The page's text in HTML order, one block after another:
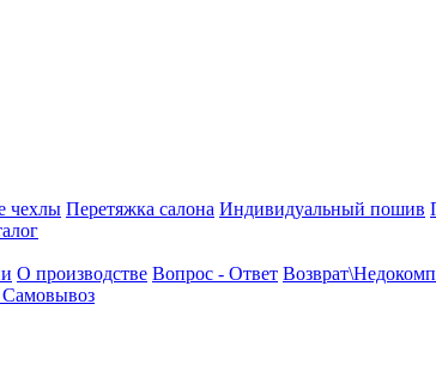
чехлы Перетяжка салона Индивидуальный пошив
О производстве Вопрос - Ответ
Самовывоз